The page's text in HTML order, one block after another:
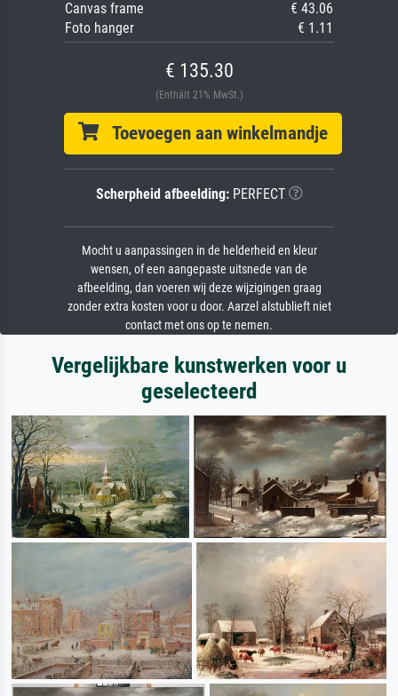
Canvas frame
€ 43.06
Foto hanger
€ 1.11
€ 135.30
(Enthält 21% MwSt.)
Toevoegen aan winkelmandje
Scherpheid afbeelding:PERFECT
Mocht u aanpassingen in de helderheid en kleur
wensen, of een aangepaste uitsnede van de
afbeelding, dan voeren wij deze wijzigingen graag
zonder extra kosten voor u door. Aarzel alstublieft niet
contact met ons op te nemen.
Vergelijkbare kunstwerken voor u
geselecteerd